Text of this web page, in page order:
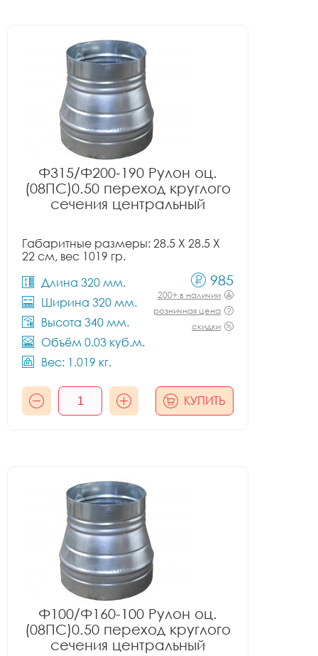
Ф315/Ф200-190 Рулон оц.
(08ПС)0.50 переход круглого
сечения центральный
Габаритные размеры: 28.5 X 28.5 X
22 см, вес 1019 гр.
Длина 320 мм.
Ширина 320 мм.
Высота 340 мм.
Объём 0.03 куб.м.
Вес: 1.019 кг.
985
200+ в наличии
розничная цена
скидки
КУПИТЬ
Ф100/Ф160-100 Рулон оц.
(08ПС)0.50 переход круглого
сечения центральный